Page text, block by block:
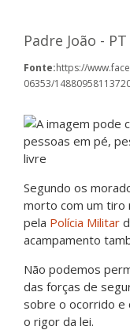
Padre João -
Fonte:https://
06353/
Segundo os
morto com um tiro
pela Polícia Militar
acampamento
Não podemos
das forças de
sobre o ocorrido e
o rigor da lei.